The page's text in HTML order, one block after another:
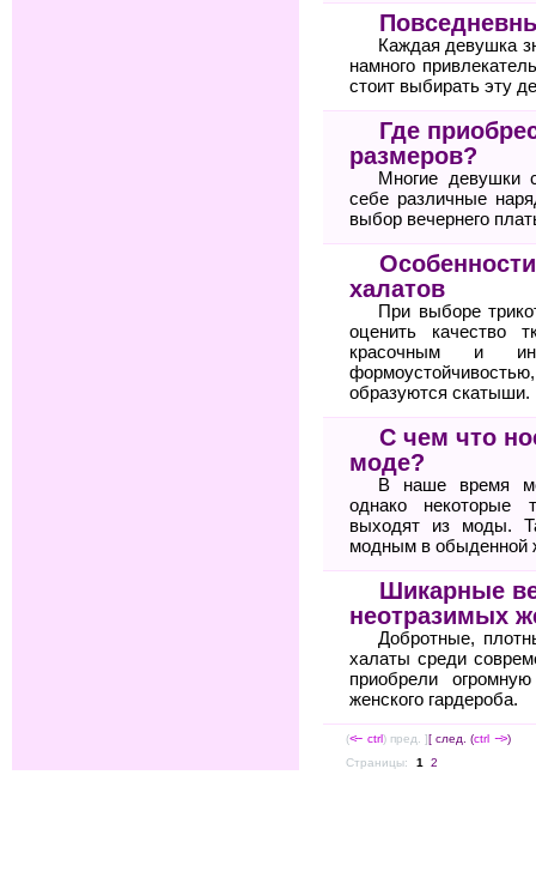
Каждая девушка
намного
стоит выбирать эту
Где
размеров?
Многие девушки
себе различные
выбор вечернего
халатов
При выборе
оценить качество
красочным и
образуются скатыши.
С чем что
моде?
В наше время
однако некоторые
выходят из моды.
модным в обыденной
Шикарные
неотразимых
Добротные,
халаты среди
приобрели
женского гардероба.
(<-- ctrl) пред. ][ след. (ctrl --> )
Страницы:
1 2